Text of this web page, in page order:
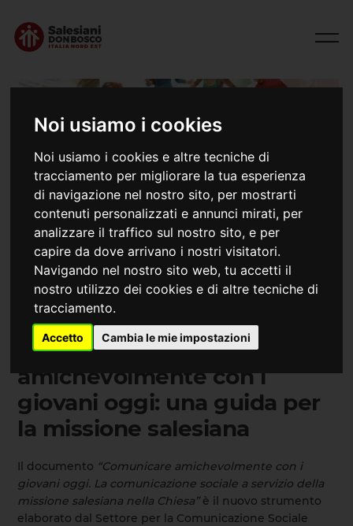
Noi usiamo i cookies
Noi usiamo i cookies e altre tecniche di
tracciamento per migliorare la tua esperienza
di navigazione nel nostro sito, per mostrarti
contenuti personalizzati e annunci mirati, per
analizzare il traffico sul nostro sito, e per
capire da dove arrivano i nostri visitatori.
Navigando nel nostro sito web, tu accetti il
nostro utilizzo dei cookies e di altre tecniche di
tracciamento.
Accetto Cambia le mie impostazioni
29/01/2025
Linee guida per la comunicazione
Comunicare
amichevolmente con i
giovani oggi: una guida per
la missione salesiana
Il documento “Comunicare amichevolmente con i
giovani oggi. La comunicazione sociale a servizio della
missione salesiana nella Chiesa”è il nuovo strumento
elaborato dal Settore per la Comunicazione Sociale